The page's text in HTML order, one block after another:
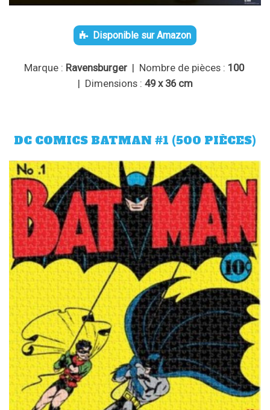
Disponible sur Amazon
Marque : Ravensburger| Nombre de pièces : 100
| Dimensions : 49 x 36 cm
DC COMICS BATMAN #1 (500 PIÈCES)